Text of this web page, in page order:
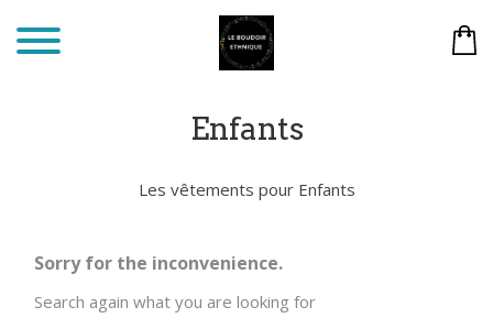
Enfants
Les vêtements pour Enfants
Sorry for the inconvenience.
Search again what you are looking for